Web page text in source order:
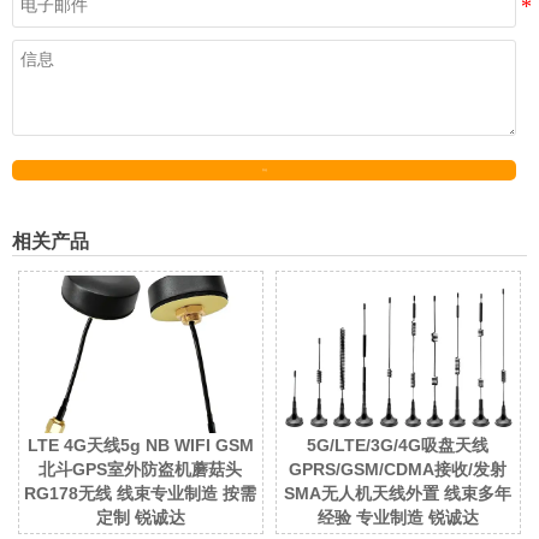
相关产品
LTE 4G天线5g NB WIFI GSM
北斗GPS室外防盗机蘑菇头
RG178无线 线束专业制造 按需
定制 锐诚达
5G/LTE/3G/4G吸盘天线
GPRS/GSM/CDMA接收/发射
SMA无人机天线外置 线束多年
经验 专业制造 锐诚达